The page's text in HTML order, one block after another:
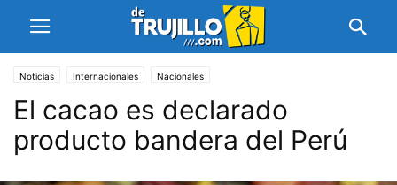
Noticias Internacionales Nacionales
El cacao es declarado
producto bandera del Perú